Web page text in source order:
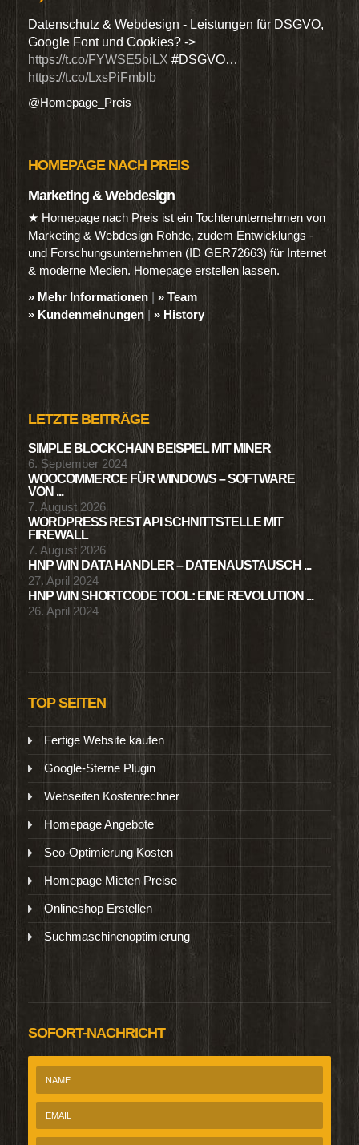
Datenschutz & Webdesign - Leistungen für DSGVO,
Google Font und Cookies? ->
https://t.co/FYWSE5biLX #DSGVO…
https://t.co/LxsPiFmbIb
@Homepage_Preis
HOMEPAGE NACH PREIS
Marketing & Webdesign
★ Homepage nach Preis ist ein Tochterunternehmen von
Marketing & Webdesign Rohde, zudem Entwicklungs -
und Forschungsunternehmen (ID GER72663) für Internet
& moderne Medien. Homepage erstellen lassen.
» Mehr Informationen | » Team
» Kundenmeinungen | » History
LETZTE BEITRÄGE
SIMPLE BLOCKCHAIN BEISPIEL MIT MINER
6. September 2024
WOOCOMMERCE FÜR WINDOWS – SOFTWARE
VON ...
7. August 2026
WORDPRESS REST API SCHNITTSTELLE MIT
FIREWALL
7. August 2026
HNP WIN DATA HANDLER – DATENAUSTAUSCH ...
27. April 2024
HNP WIN SHORTCODE TOOL: EINE REVOLUTION ...
26. April 2024
TOP SEITEN
Fertige Website kaufen
Google-Sterne Plugin
Webseiten Kostenrechner
Homepage Angebote
Seo-Optimierung Kosten
Homepage Mieten Preise
Onlineshop Erstellen
Suchmaschinenoptimierung
SOFORT-NACHRICHT